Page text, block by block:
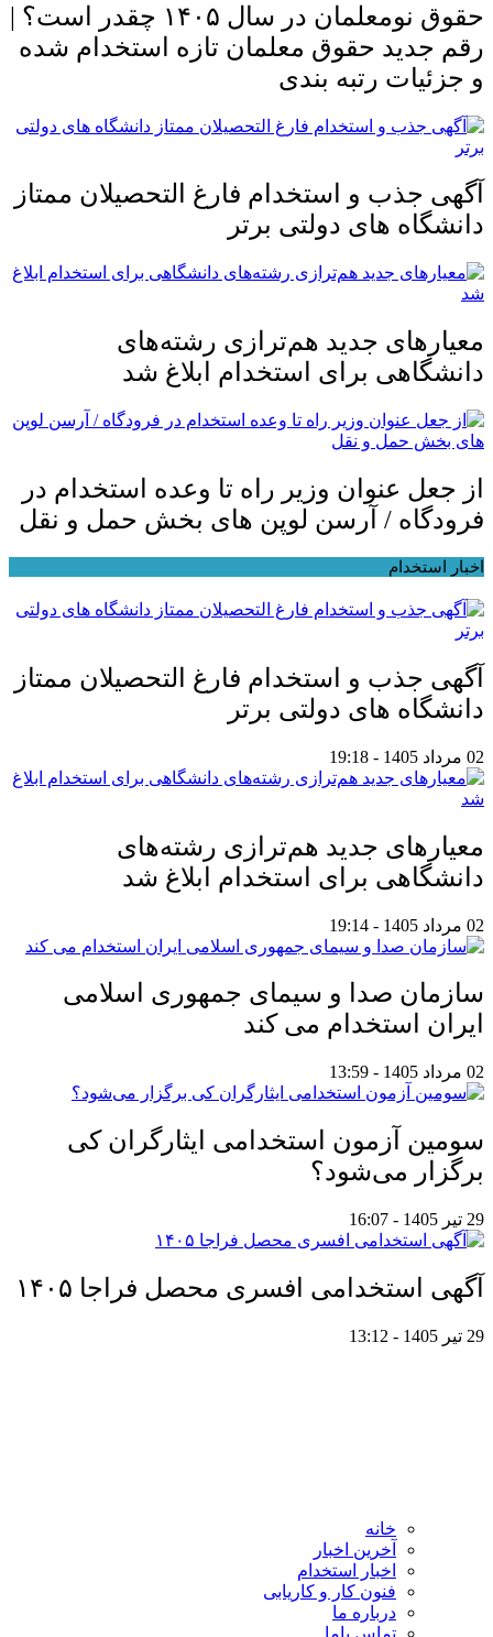
حقوق نومعلمان در سال ۱۴۰۵ چقدر است؟ |
رقم جدید حقوق معلمان تازه استخدام شده
و جزئیات رتبه بندی
آگهی جذب و استخدام فارغ التحصیلان ممتاز
دانشگاه های دولتی برتر
معیار‌های جدید هم‌ترازی رشته‌های
دانشگاهی برای استخدام ابلاغ شد
از جعل عنوان وزیر راه تا وعده استخدام در
فرودگاه / آرسن لوپن های بخش حمل و نقل
اخبار استخدام
آگهی جذب و استخدام فارغ التحصیلان ممتاز
دانشگاه های دولتی برتر
02 مرداد 1405 - 19:18
معیار‌های جدید هم‌ترازی رشته‌های
دانشگاهی برای استخدام ابلاغ شد
02 مرداد 1405 - 19:14
سازمان صدا و سیمای جمهوری اسلامی
ایران استخدام می کند
02 مرداد 1405 - 13:59
سومین آزمون استخدامی ایثارگران کی
برگزار می‌شود؟
29 تیر 1405 - 16:07
آگهی استخدامی افسری محصل فراجا ۱۴۰۵
29 تیر 1405 - 13:12
خانه
آخرین اخبار
اخبار استخدام
فنون کار و کاریابی
درباره ما
تماس باما